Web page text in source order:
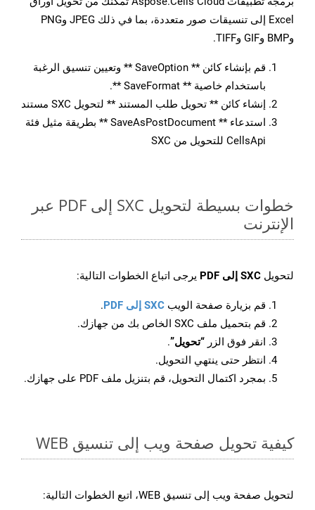
Excel إلى تنسيقات صور متعددة، بما في ذلك JPEG وPNG
وBMP وGIF وTIFF.
قم بإنشاء كائن ** SaveOption ** وتعيين تنسيق الرغبة
باستخدام خاصية ** SaveFormat **.
إنشاء كائن ** تحويل طلب المستند ** لتحويل SXC مستند
استدعاء ** SaveAsPostDocument ** بطريقة مثيل فئة
CellsApi للتحويل من SXC
خطوات بسيطة لتحويل SXC إلى PDF عبر
الإنترنت
لتحويل SXC إلى PDF يرجى اتباع الخطوات التالية:
قم بزيارة صفحة الويب SXC إلى PDF
.
قم بتحميل ملف SXC الخاص بك من جهازك.
انقر فوق الزر “تحويل”.
انتظر حتى ينتهي التحويل.
بمجرد اكتمال التحويل، قم بتنزيل ملف PDF على جهازك.
كيفية تحويل صفحة ويب إلى تنسيق WEB
لتحويل صفحة ويب إلى تنسيق WEB، اتبع الخطوات التالية: